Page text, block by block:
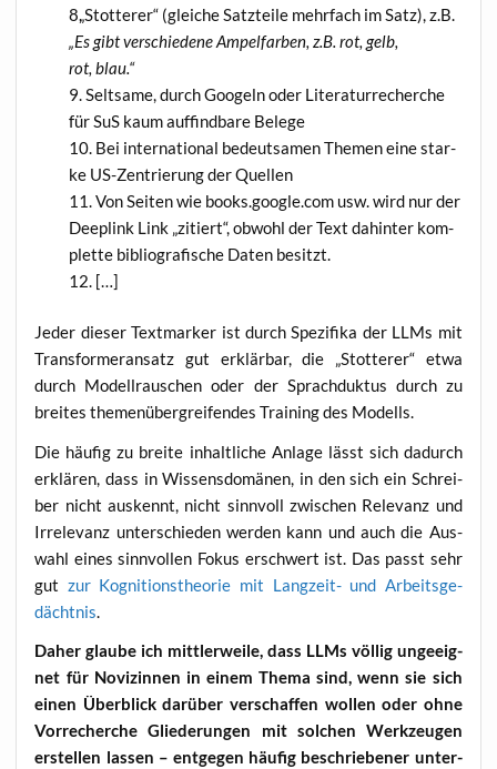
„Stot­te­rer“ (glei­che Satz­tei­le mehr­fach im Satz), z.B.
„Es gibt ver­schie­de­ne Ampel­far­ben, z.B. rot, gelb,
rot, blau.“
Selt­sa­me, durch Goo­geln oder Lite­ra­tur­re­cher­che
für SuS kaum auf­find­ba­re Belege
Bei inter­na­tio­nal bedeut­sa­men The­men eine star­
ke US-Zen­trie­rung der Quellen
Von Sei­ten wie books.google.com usw. wird nur der
Deeplink Link „zitiert“, obwohl der Text dahin­ter kom­
plet­te biblio­gra­fi­sche Daten besitzt.
[…]
Jeder die­ser Text­mar­ker ist durch Spe­zi­fi­ka der LLMs mit
Trans­for­mer­an­satz gut erklär­bar, die „Stot­te­rer“ etwa
durch Modell­rau­schen oder der Sprach­duk­tus durch zu
brei­tes the­men­über­grei­fen­des Trai­ning des Modells.
Die häu­fig zu brei­te inhalt­li­che Anla­ge lässt sich dadurch
erklä­ren, dass in Wis­sens­do­mä­nen, in den sich ein Schrei­
ber nicht aus­kennt, nicht sinn­voll zwi­schen Rele­vanz und
Irrele­vanz unter­schie­den wer­den kann und auch die Aus­
wahl eines sinn­vol­len Fokus erschwert ist. Das passt sehr
gut zur Kogni­ti­ons­theo­rie mit Lang­zeit- und Arbeits­ge­
dächt­nis.
Daher glau­be ich mitt­ler­wei­le, dass LLMs völ­lig unge­eig­
net für Novi­zin­nen in einem The­ma sind, wenn sie sich
einen Über­blick dar­über ver­schaf­fen wol­len oder ohne
Vor­re­cher­che Glie­de­run­gen mit sol­chen Werk­zeu­gen
erstel­len las­sen – ent­ge­gen häu­fig beschrie­be­ner unter­